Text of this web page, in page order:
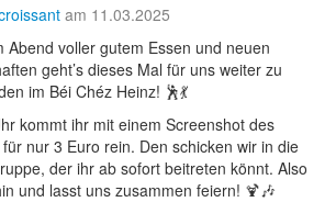
am 11.03.2025
Abend voller gutem Essen und neuen
geht’s dieses Mal für uns weiter zu
im Béi Chéz Heinz! 🕺💃
kommt ihr mit einem Screenshot des
nur 3 Euro rein. Den schicken wir in die
der ihr ab sofort beitreten könnt. Also
und lasst uns zusammen feiern! 🍹🎶